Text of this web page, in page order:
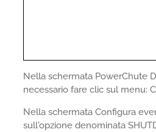
Nella schermata PowerChute
necessario fare clic sul menu:
Nella schermata Configura
sull'opzione denominata